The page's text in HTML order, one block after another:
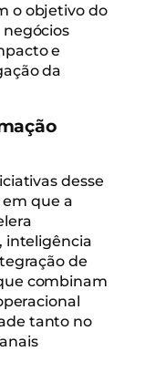
o objetivo do
e
da
desse
que a
inteligência
de
combinam
tanto no